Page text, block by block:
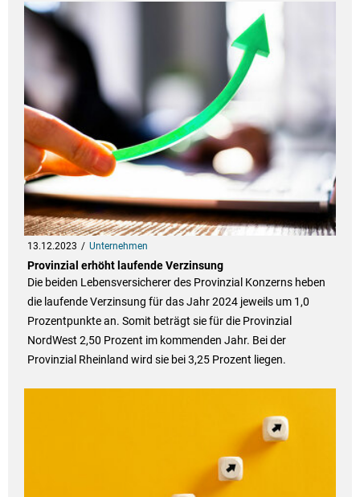
13.12.2023 Unternehmen
Provinzial erhöht laufende Verzinsung
Die beiden Lebensversicherer des Provinzial Konzerns heben
die laufende Verzinsung für das Jahr 2024 jeweils um 1,0
Prozentpunkte an. Somit beträgt sie für die Provinzial
NordWest 2,50 Prozent im kommenden Jahr. Bei der
Provinzial Rheinland wird sie bei 3,25 Prozent liegen.